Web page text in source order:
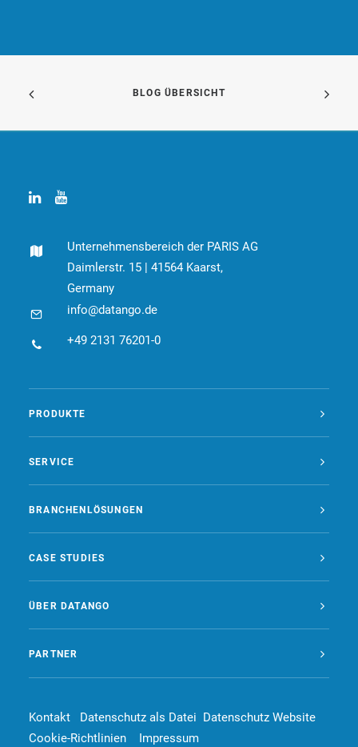
BLOG ÜBERSICHT
Unternehmensbereich der PARIS AG
Daimlerstr. 15 | 41564 Kaarst,
Germany
info@datango.de
+49 2131 76201-0
PRODUKTE
SERVICE
BRANCHENLÖSUNGEN
CASE STUDIES
ÜBER DATANGO
PARTNER
Kontakt Datenschutz als Datei Datenschutz Website
Cookie-Richtlinien
Impressum